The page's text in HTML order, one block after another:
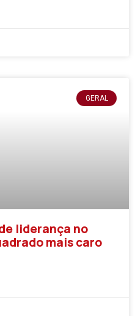
GERAL
liderança no
mais caro